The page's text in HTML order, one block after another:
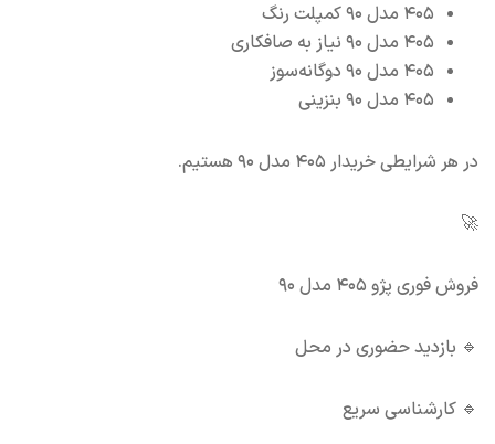
۴۰۵ مدل ۹۰ کمپلت رنگ
۴۰۵ مدل ۹۰ نیاز به صافکاری
۴۰۵ مدل ۹۰ دوگانه‌سوز
۴۰۵ مدل ۹۰ بنزینی
در هر شرایطی خریدار ۴۰۵ مدل ۹۰ هستیم.
🚀
فروش فوری پژو ۴۰۵ مدل ۹۰
🔹 بازدید حضوری در محل
🔹 کارشناسی سریع